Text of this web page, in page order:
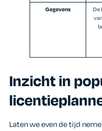
Gegevens
De
Inzicht in
Laten we even de tijd